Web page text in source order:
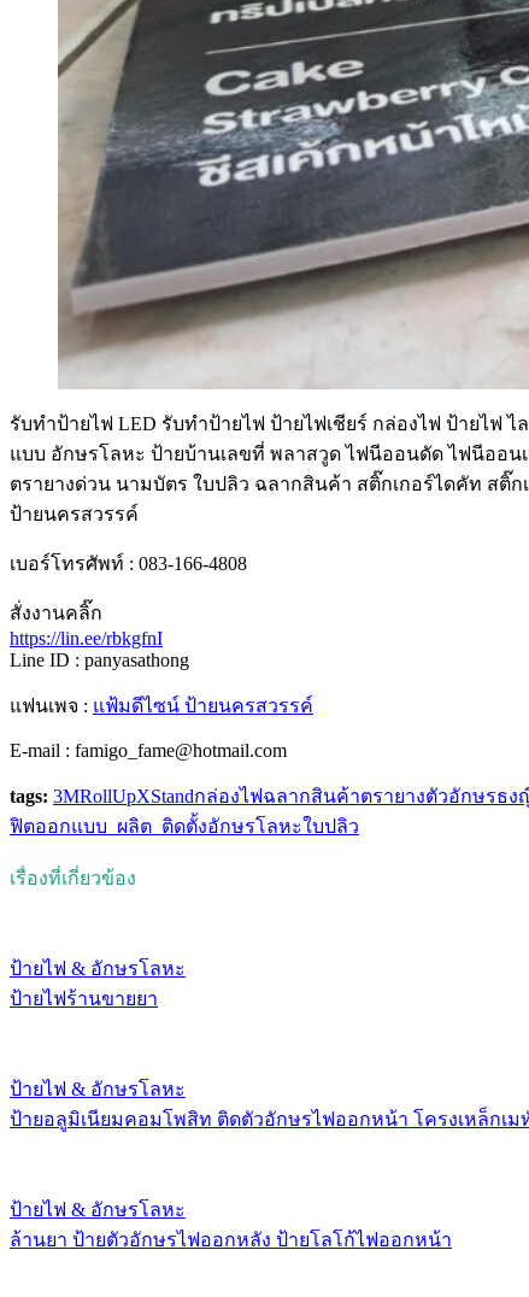
รับทําป้ายไฟ LED รับทำป้ายไฟ ป้ายไฟเชียร์ กล่องไฟ ป้ายไฟ
แบบ อักษรโลหะ ป้ายบ้านเลขที่ พลาสวูด ไฟนีออนดัด ไฟนีออนเ
ตรายางด่วน นามบัตร ใบปลิว ฉลากสินค้า สติ๊กเกอร์ไดคัท สติ๊
ป้ายนครสวรรค์
เบอร์โทรศัพท์ : 083-166-4808
สั่งงานคลิ๊ก
https://lin.ee/rbkgfnI
Line ID : panyasathong
แฟนเพจ : แฟ้มดีไซน์ ป้ายนครสวรรค์
E-mail : famigo_fame@hotmail.com
tags: 3MRollUpXStandกล่องไฟฉลากสินค้าตรายางตัวอักษรธง
ฟิตออกแบบ_ผลิต_ติดตั้งอักษรโลหะใบปลิว
เรื่องที่เกี่ยวข้อง
ป้ายไฟ & อักษรโลหะ
ป้ายไฟร้านขายยา
ป้ายไฟ & อักษรโลหะ
ป้ายอลูมิเนียมคอมโพสิท ติดตัวอักษรไฟออกหน้า โครงเหล็กเม
ป้ายไฟ & อักษรโลหะ
ล้านยา ป้ายตัวอักษรไฟออกหลัง ป้ายโลโก้ไฟออกหน้า